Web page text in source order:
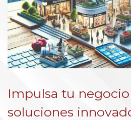
Impulsa tu
soluciones